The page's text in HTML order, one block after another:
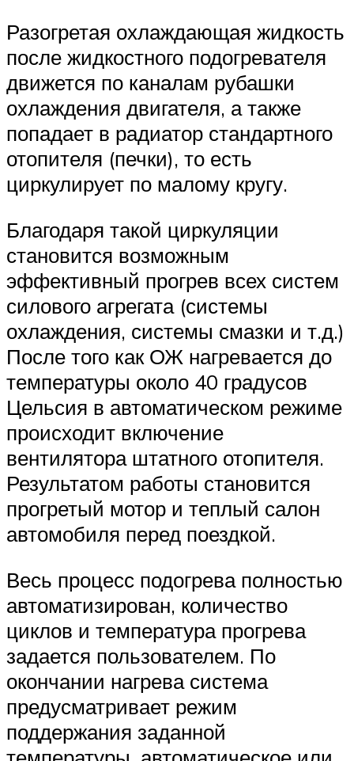
Разогретая охлаждающая жидкость
после жидкостного подогревателя
движется по каналам рубашки
охлаждения двигателя, а также
попадает в радиатор стандартного
отопителя (печки), то есть
циркулирует по малому кругу.
Благодаря такой циркуляции
становится возможным
эффективный прогрев всех систем
силового агрегата (системы
охлаждения, системы смазки и т.д.)
После того как ОЖ нагревается до
температуры около 40 градусов
Цельсия в автоматическом режиме
происходит включение
вентилятора штатного отопителя.
Результатом работы становится
прогретый мотор и теплый салон
автомобиля перед поездкой.
Весь процесс подогрева полностью
автоматизирован, количество
циклов и температура прогрева
задается пользователем. По
окончании нагрева система
предусматривает режим
поддержания заданной